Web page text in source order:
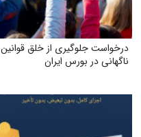
درخواست جلوگیری از خلق قوانین
ناگهانی در بورس ایران